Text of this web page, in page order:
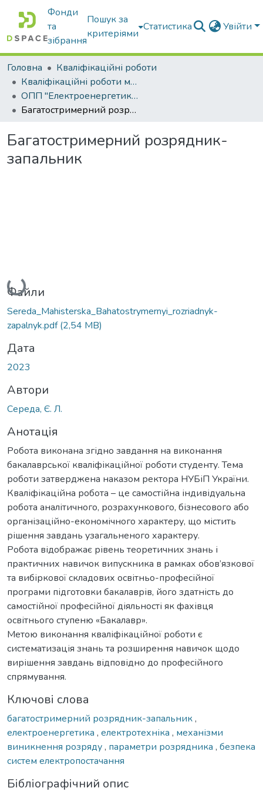
Фонди
та
зібрання
Пошук за
критеріями
Статистика Увійти
Головна
Кваліфікаційні роботи
Кваліфікаційні роботи магістрів
ОПП "Електроенергетика, електротехніка та електромеханіка"
Багатостримерний розрядник-запальник
Багатостримерний розрядник-
запальник
Вантажиться...
Файли
Sereda_Mahisterska_Bahatostrymernyi_rozriadnyk-
zapalnyk.pdf(2,54 MB)
Дата
2023
Автори
Середа, Є. Л.
Анотація
Робота виконана згідно завдання на виконання
бакалаврської кваліфікаційної роботи студенту. Тема
роботи затверджена наказом ректора НУБіП України.
Кваліфікаційна робота – це самостійна індивідуальна
робота аналітичного, розрахункового, бізнесового або
організаційно-економічного характеру, що містить
рішення завдань узагальненого характеру.
Робота відображає рівень теоретичних знань і
практичних навичок випускника в рамках обов’язкової
та вибіркової складових освітньо-професійної
програми підготовки бакалаврів, його здатність до
самостійної професійної діяльності як фахівця
освітнього ступеню «Бакалавр».
Метою виконання кваліфікаційної роботи є
систематизація знань та розширення навичок щодо
вирішення завдань відповідно до професійного
спрямування.
Ключові слова
багатостримерний розрядник-запальник,
електроенергетика , електротехніка , механізми
виникнення розряду, параметри розрядника , безпека
систем електропостачання
Бібліографічний опис